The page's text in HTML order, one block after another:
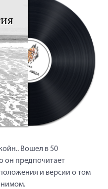
Вошел в 50
он предпочитает
и версии о том